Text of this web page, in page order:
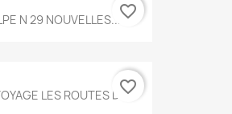
N 29 NOUVELLES...favorite_border
LES ROUTES DE...
favorite_border